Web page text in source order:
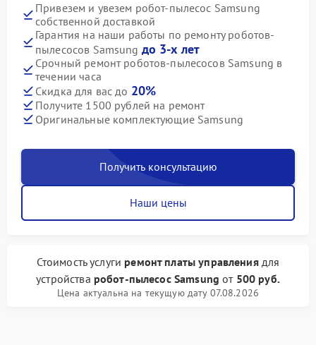
Привезем и увезем робот-пылесос Samsung
собственной доставкой
Гарантия на наши работы по ремонту роботов-
пылесосов Samsung до 3-х лет
Срочный ремонт роботов-пылесосов Samsung в
течении часа
Скидка для вас до 20%
Получите 1500 рублей на ремонт
Оригинальные комплектующие Samsung
Получить консультацию
Наши цены
Стоимость услуги ремонт платы управлениядля
устройства робот-пылесос Samsung от 500 руб.
Цена актуальна на текущую дату 07.08.2026